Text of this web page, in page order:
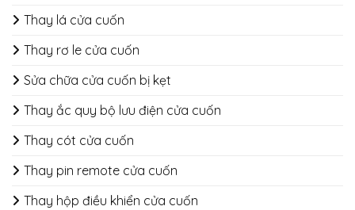
Thay lá cửa cuốn
Thay rơ le cửa cuốn
Sửa chữa cửa cuốn bị kẹt
Thay ắc quy bộ lưu điện cửa cuốn
Thay cót cửa cuốn
Thay pin remote cửa cuốn
Thay hộp điều khiển cửa cuốn